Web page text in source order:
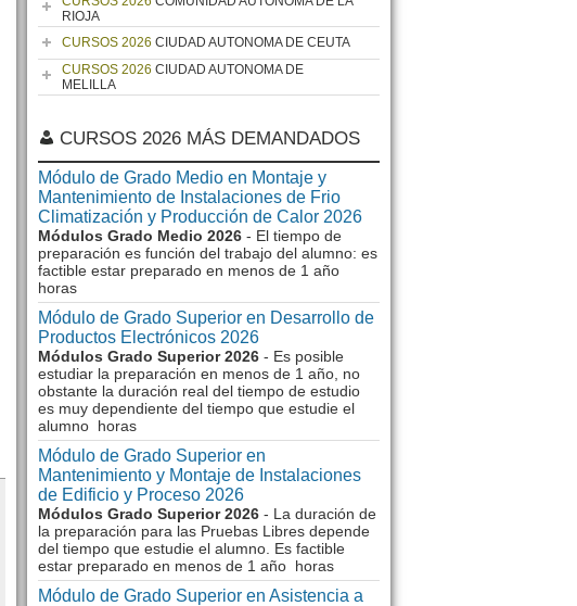
RIOJA
CURSOS 2026 CIUDAD AUTONOMA DE CEUTA
CURSOS 2026 CIUDAD AUTONOMA DE
MELILLA
CURSOS 2026 MÁS DEMANDADOS
Módulo de Grado Medio en Montaje y
Mantenimiento de Instalaciones de Frio
Climatización y Producción de Calor 2026
Módulos Grado Medio 2026 - El tiempo de
preparación es función del trabajo del alumno: es
factible estar preparado en menos de 1 año
horas
Módulo de Grado Superior en Desarrollo de
Productos Electrónicos 2026
Módulos Grado Superior 2026 - Es posible
estudiar la preparación en menos de 1 año, no
obstante la duración real del tiempo de estudio
es muy dependiente del tiempo que estudie el
alumno horas
Módulo de Grado Superior en
Mantenimiento y Montaje de Instalaciones
de Edificio y Proceso 2026
Módulos Grado Superior 2026 - La duración de
la preparación para las Pruebas Libres depende
del tiempo que estudie el alumno. Es factible
estar preparado en menos de 1 año horas
Módulo de Grado Superior en Asistencia a